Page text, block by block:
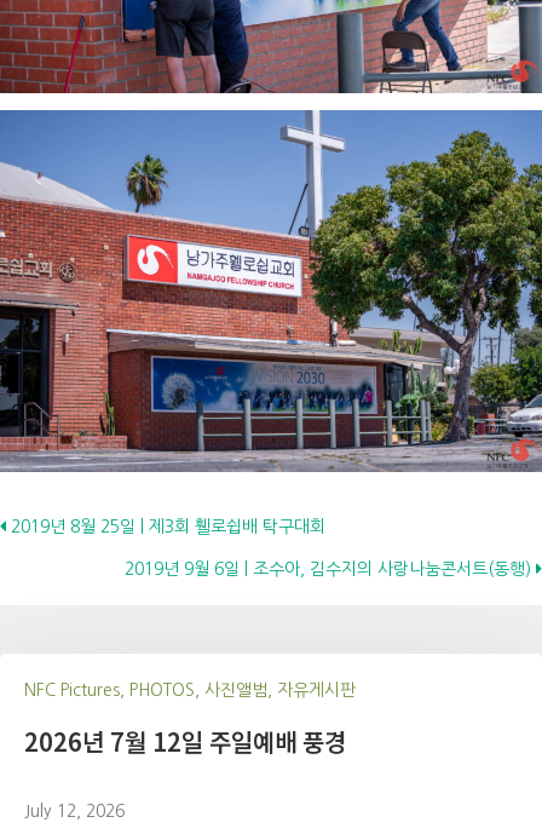
Posts
navigation
2019년 8월 25일 | 제3회 휄로쉽배 탁구대회
2019년 9월 6일 | 조수아, 김수지의 사랑나눔콘서트(동행)
NFC Pictures, PHOTOS, 사진앨범, 자유게시판
2026년 7월 12일 주일예배 풍경
July 12, 2026